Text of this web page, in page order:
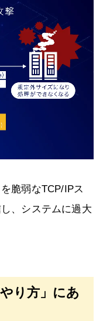
脆弱なTCP/IPス
、システムに過大
り方」にあ